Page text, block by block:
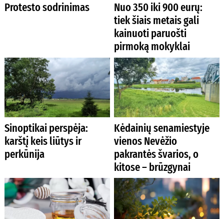
Protesto sodrinimas
Nuo 350 iki 900 eurų:
tiek šiais metais gali
kainuoti paruošti
pirmoką mokyklai
Sinoptikai perspėja:
karštį keis liūtys ir
perkūnija
Kėdainių senamiestyje
vienos Nevėžio
pakrantės švarios, o
kitose – brūzgynai